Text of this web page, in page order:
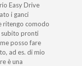
Easy Drive
i ganci
ritengo comodo
subito pronti
posso fare
ad es. di mio
è una